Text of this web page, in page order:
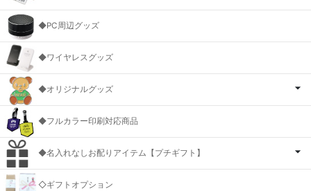
◆PC周辺グッズ
◆ワイヤレスグッズ
◆オリジナルグッズ
◆フルカラー印刷対応商品
◆名入れなしお配りアイテム【プチギフト】
◇ギフトオプション